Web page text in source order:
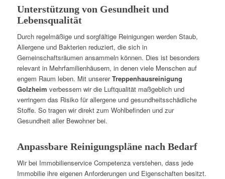
Unterstützung von Gesundheit und
Lebensqualität
Durch regelmäßige und sorgfältige Reinigungen werden Staub,
Allergene und Bakterien reduziert, die sich in
Gemeinschaftsräumen ansammeln können. Dies ist besonders
relevant in Mehrfamilienhäusern, in denen viele Menschen auf
engem Raum leben. Mit unsererTreppenhausreinigung
Golzheim verbessern wir die Luftqualität maßgeblich und
verringern das Risiko für allergene und gesundheitsschädliche
Stoffe. So tragen wir direkt zum Wohlbefinden und zur
Gesundheit aller Bewohner bei.
Anpassbare Reinigungspläne nach Bedarf
Wir bei Immobilienservice Competenza verstehen, dass jede
Immobilie ihre eigenen Anforderungen und Eigenschaften besitzt.